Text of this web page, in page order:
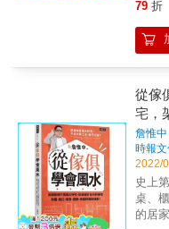
官非符 材質：鎳金屬、透明貼紙膜 尺寸：約
7*3cm 說明：每一款尺寸略有差異，具
物為準 & 不用花大錢改裝房屋，
加分嗎？ & 想從傢具提升
&hellip;&hellip;
會招來爛桃花
主人步步高升！
這代表會
道、
右後
風水
的傢
79 折
從傢
宅，
事業
詹惟中
時報
2022/
史上第
桌、櫃
的居家風水視角